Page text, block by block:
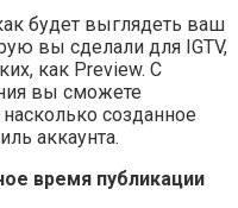
будет выглядеть ваш
вы сделали для IGTV,
как Preview. С
вы сможете
созданное
аккаунта.
время публикации